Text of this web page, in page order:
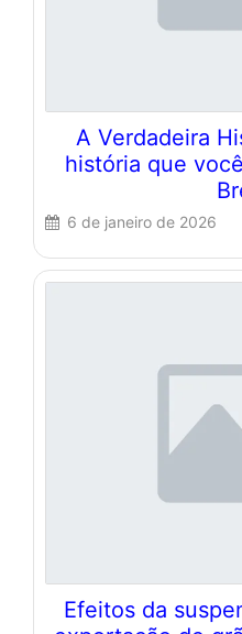
A Verdadeira
história que
6 de janeiro de 2026
Efeitos da